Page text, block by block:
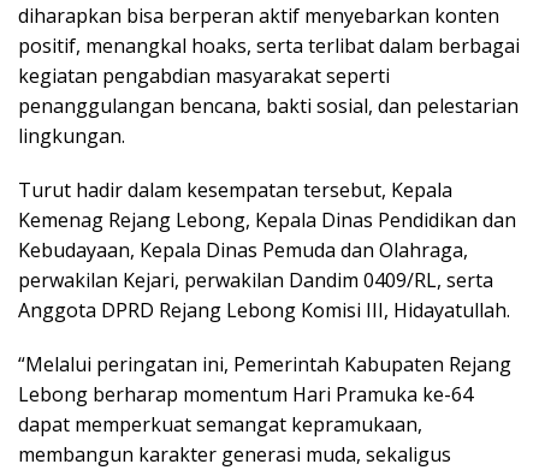
diharapkan bisa berperan aktif menyebarkan konten
positif, menangkal hoaks, serta terlibat dalam berbagai
kegiatan pengabdian masyarakat seperti
penanggulangan bencana, bakti sosial, dan pelestarian
lingkungan.
Turut hadir dalam kesempatan tersebut, Kepala
Kemenag Rejang Lebong, Kepala Dinas Pendidikan dan
Kebudayaan, Kepala Dinas Pemuda dan Olahraga,
perwakilan Kejari, perwakilan Dandim 0409/RL, serta
Anggota DPRD Rejang Lebong Komisi III, Hidayatullah.
“Melalui peringatan ini, Pemerintah Kabupaten Rejang
Lebong berharap momentum Hari Pramuka ke-64
dapat memperkuat semangat kepramukaan,
membangun karakter generasi muda, sekaligus